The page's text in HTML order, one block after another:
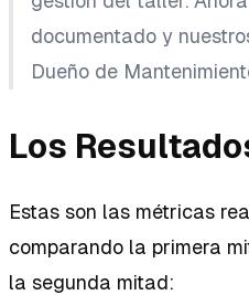
documentado y
Dueño de
Los
Estas son las métricas
comparando la primera
la segunda mitad: